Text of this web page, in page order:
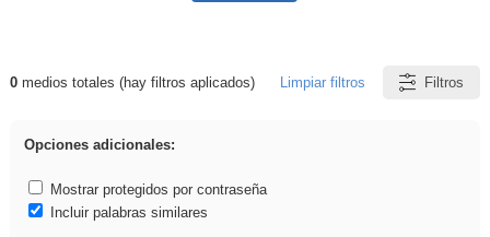
Resultados de: Benagulu
0medios totales (hay filtros aplicados) Limpiar filtros Filtros
Opciones adicionales:
Mostrar protegidos por contraseña
Incluir palabras similares